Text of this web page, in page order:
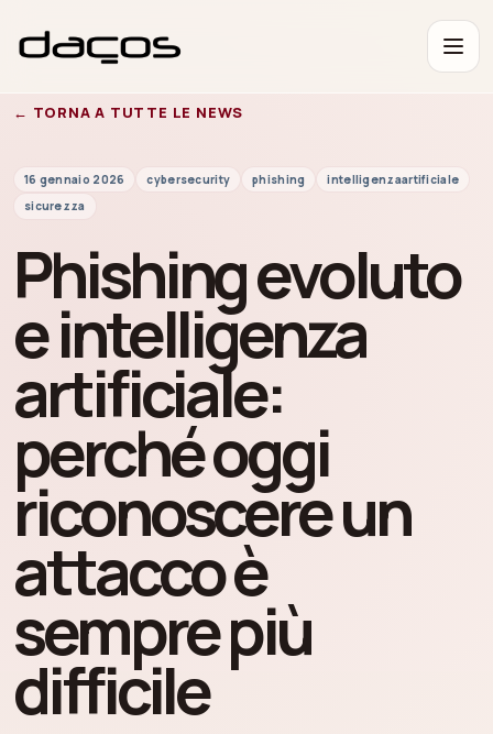
← TORNA A TUTTE LE NEWS
16 gennaio 2026 cybersecurity phishing
intelligenzaartificiale
sicurezza
Phishing evoluto
e intelligenza
artificiale:
perché oggi
riconoscere un
attacco è
sempre più
difficile